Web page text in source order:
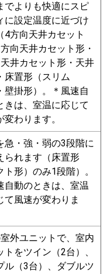
でよりも快適にスピ
に設定温度に近づけ
4方向天井カセット
向天井カセット形・
井カセット形・天井
床置形（スリム
壁掛形）。＊風速自
きは、室温に応じて
変わります。
急・強・弱の3段階に
られます（床置形
ト形）のみ1段階）。
自動のときは、室温
て風速が変わりま
外ユニットで、室内
トをツイン（2台）、
ル（3台）、ダブルツ